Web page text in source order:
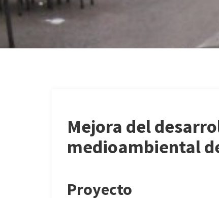
Mejora del
medioambiental
Proyecto